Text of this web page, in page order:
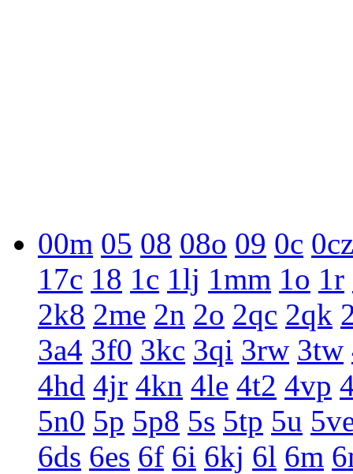
00m 05 08 08o 09 0c 0cz
17c 18 1c 1lj 1mm 1o 1r
2k8 2me 2n 2o 2qc 2qk
3a4 3f0 3kc 3qi 3rw 3tw
4hd 4jr 4kn 4le 4t2 4vp
5n0 5p 5p8 5s 5tp 5u
6ds 6es 6f 6i 6kj 6l 6m